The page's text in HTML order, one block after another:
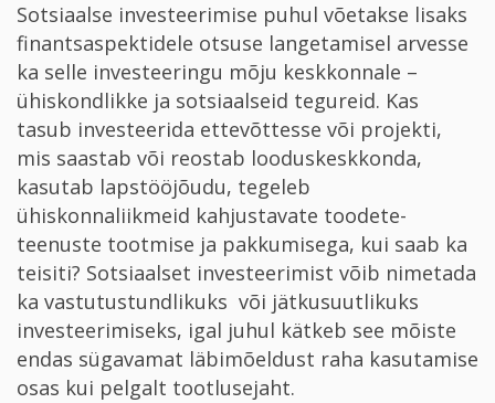
Sotsiaalse investeerimise puhul võetakse lisaks
finantsaspektidele otsuse langetamisel arvesse
ka selle investeeringu mõju keskkonnale –
ühiskondlikke ja sotsiaalseid tegureid. Kas
tasub investeerida ettevõttesse või projekti,
mis saastab või reostab looduskeskkonda,
kasutab lapstööjõudu, tegeleb
ühiskonnaliikmeid kahjustavate toodete-
teenuste tootmise ja pakkumisega, kui saab ka
teisiti? Sotsiaalset investeerimist võib nimetada
ka vastutustundlikuks või jätkusuutlikuks
investeerimiseks, igal juhul kätkeb see mõiste
endas sügavamat läbimõeldust raha kasutamise
osas kui pelgalt tootlusejaht.